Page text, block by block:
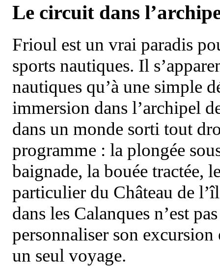
Le circuit dans
Frioul est un vrai paradis
sports nautiques. Il
nautiques qu’à une simple
immersion dans l’archipel
dans un monde sorti tout
programme : la plongée
baignade, la bouée tractée,
particulier du Château de
dans les Calanques n’est
personnaliser son
un seul voyage.